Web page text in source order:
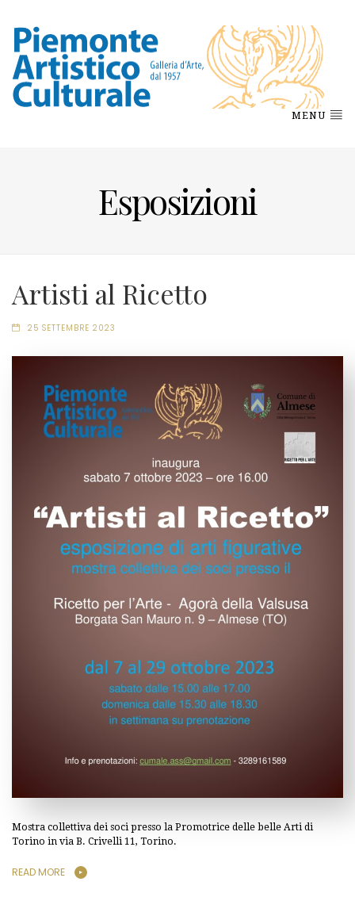
MENU
Esposizioni
Artisti al Ricetto
25 SETTEMBRE 2023
Mostra collettiva dei soci presso la Promotrice delle belle Arti di
Torino in via B. Crivelli 11, Torino.
READ MORE